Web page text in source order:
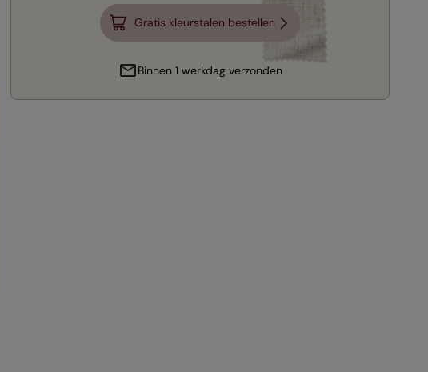
Gratis kleurstalen bestellen
Binnen 1 werkdag verzonden